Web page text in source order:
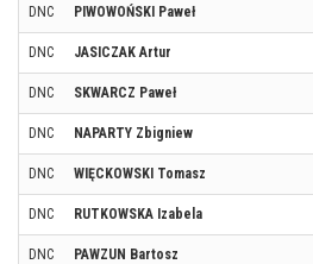
DNC PIWOWOŃSKI Paweł
DNC JASICZAK Artur
DNC SKWARCZ Paweł
DNC NAPARTY Zbigniew
DNC WIĘCKOWSKI Tomasz
DNC RUTKOWSKA Izabela
DNC PAWZUN Bartosz